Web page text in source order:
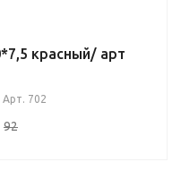
красный/ арт
Арт. 702
92